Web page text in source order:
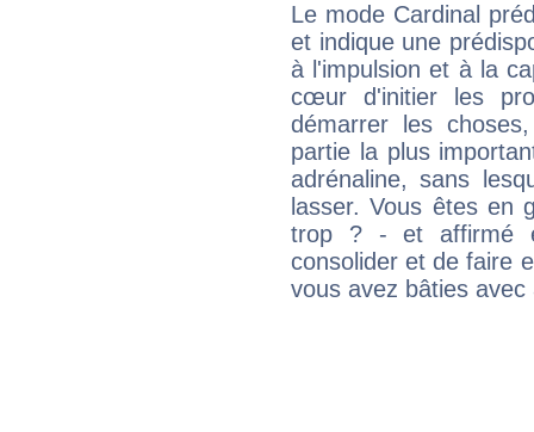
Le mode Cardinal
et indique une
à l'impulsion et à la
cœur d'initier les
démarrer les
partie la plus
adrénaline, sans
lasser. Vous êtes en
trop ? - et affirmé
consolider et de faire
vous avez bâties avec